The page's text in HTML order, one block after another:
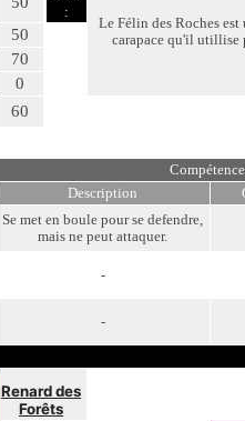
:
Le Félin des Roches est
carapace qu'il utillise
50
70
0
60
Description
Se met en boule pour se defendre,
mais ne peut attaquer.
-
-
Renard des
Forêts